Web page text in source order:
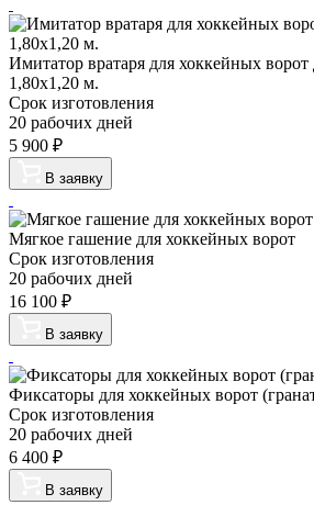
Имитатор вратаря для хоккейных ворот
1,80х1,20 м.
Срок изготовления
20 рабочих дней
5 900 ₽
В заявку
Мягкое гашение для хоккейных ворот
Срок изготовления
20 рабочих дней
16 100 ₽
В заявку
Фиксаторы для хоккейных ворот
Срок изготовления
20 рабочих дней
6 400 ₽
В заявку